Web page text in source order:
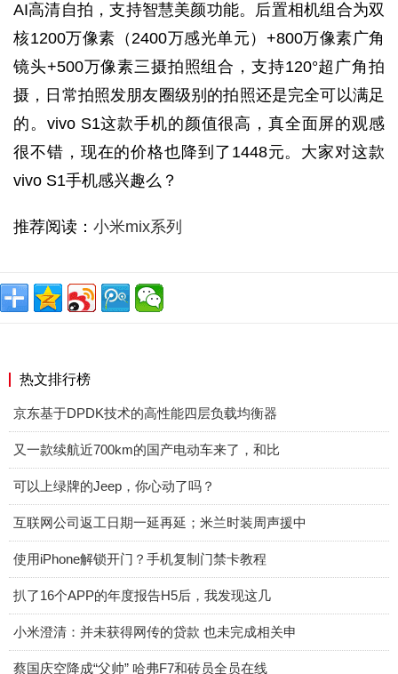
AI高清自拍，支持智慧美颜功能。后置相机组合为双
核1200万像素（2400万感光单元）+800万像素广角
镜头+500万像素三摄拍照组合，支持120°超广角拍
摄，日常拍照发朋友圈级别的拍照还是完全可以满足
的。vivo S1这款手机的颜值很高，真全面屏的观感
很不错，现在的价格也降到了1448元。大家对这款
vivo S1手机感兴趣么？
推荐阅读： 小米mix系列
热文排行榜
京东基于DPDK技术的高性能四层负载均衡器
又一款续航近700km的国产电动车来了，和比
可以上绿牌的Jeep，你心动了吗？
互联网公司返工日期一延再延；米兰时装周声援中
使用iPhone解锁开门？手机复制门禁卡教程
扒了16个APP的年度报告H5后，我发现这几
小米澄清：并未获得网传的贷款 也未完成相关申
蔡国庆空降成“父帅” 哈弗F7和砖员全员在线